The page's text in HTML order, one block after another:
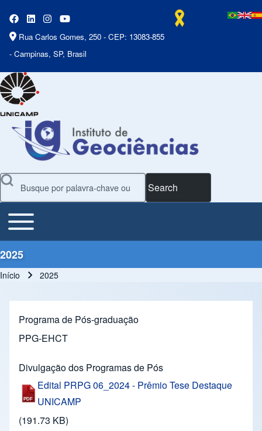
Rua Carlos Gomes, 250 - CEP: 13083-855
- Campinas, SP, Brasil
Search
Main Menu
Toggle main menu
2025
Início 2025
Programa de Pós-graduação
PPG-EHCT
Divulgação dos Programas de Pós
Edital PRPG 06_2024 - Prêmio Tese Destaque
UNICAMP
(191.73 KB)